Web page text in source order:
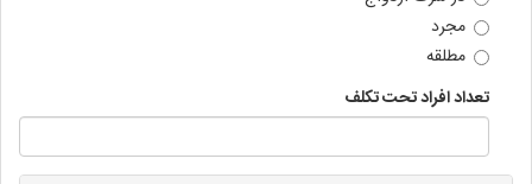
مجرد
مطلقه
تعداد افراد تحت تکلف